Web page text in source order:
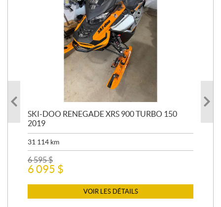
SKI-DOO RENEGADE XRS 900 TURBO 150
2019
31 114 km
6 595$
6 095 $
VOIR LES DÉTAILS